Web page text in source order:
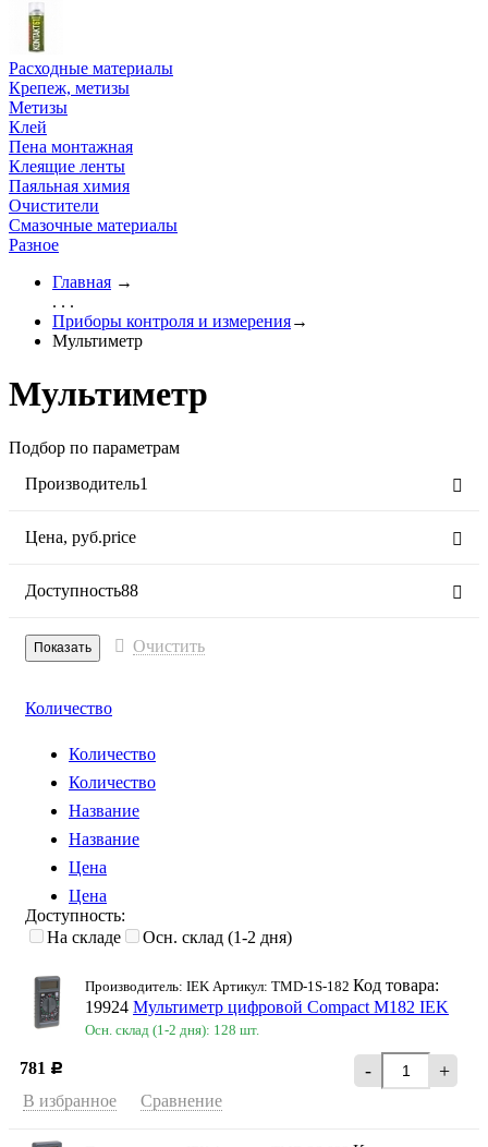
Расходные материалы
Крепеж, метизы
Метизы
Клей
Пена монтажная
Клеящие ленты
Паяльная химия
Очистители
Смазочные материалы
Разное
Главная →
. . .
Приборы контроля и измерения→
Мультиметр
Мультиметр
Подбор по параметрам
Производитель1
Цена, руб.price
Доступность88
Очистить
Количество
Количество
Количество
Название
Название
Цена
Цена
Доступность:
На складе
Осн. склад (1-2 дня)
Производитель: IEK Артикул: TMD-1S-182 Код товара:
19924 Мультиметр цифровой Compact M182 IEK
Осн. склад (1-2 дня): 128 шт.
781 Р - +
В избранное Сравнение